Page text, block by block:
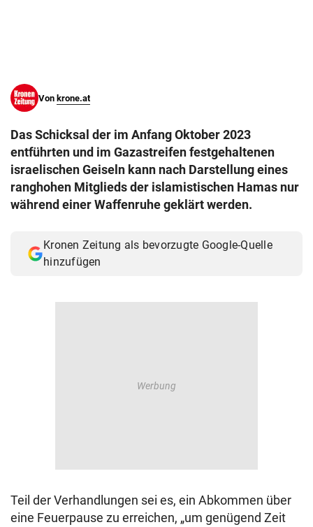
Von krone.at
Das Schicksal der im Anfang Oktober 2023
entführten und im Gazastreifen festgehaltenen
israelischen Geiseln kann nach Darstellung eines
ranghohen Mitglieds der islamistischen Hamas nur
während einer Waffenruhe geklärt werden.
Kronen Zeitung als bevorzugte Google-Quelle
hinzufügen
Teil der Verhandlungen sei es, ein Abkommen über
eine Feuerpause zu erreichen, „um genügend Zeit